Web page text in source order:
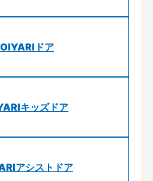
ドア
キッズドア
アシストドア